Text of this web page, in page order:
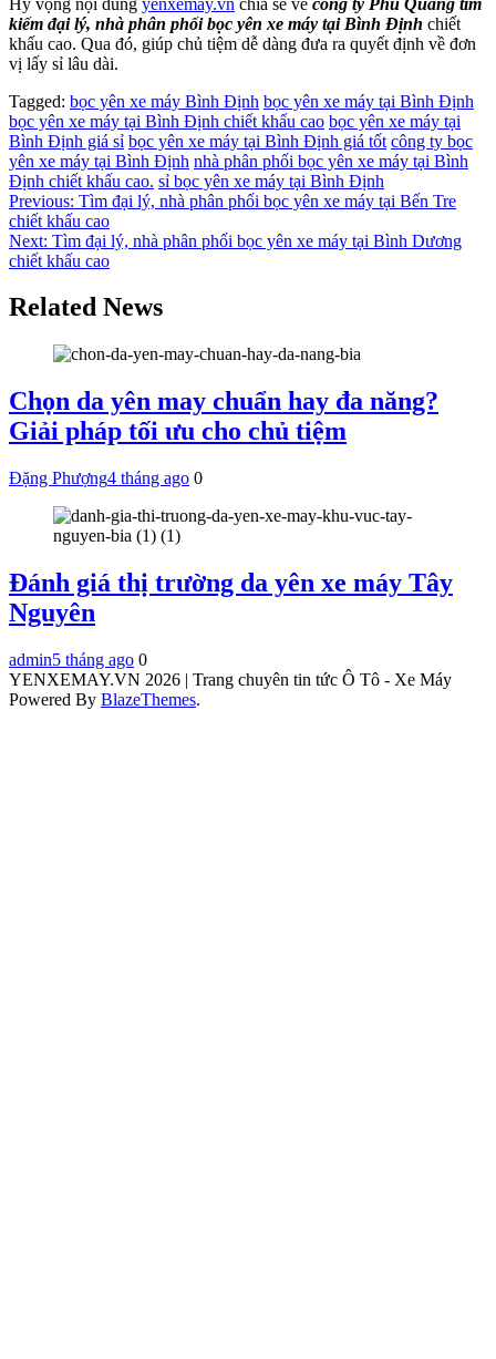
kiếm đại lý, nhà phân phối bọc yên xe máy tại Bình Định chiết
khấu cao. Qua đó, giúp chủ tiệm dễ dàng đưa ra quyết định về đơn
vị lấy sỉ lâu dài.
Tagged: bọc yên xe máy Bình Định bọc yên xe máy tại Bình Định
bọc yên xe máy tại Bình Định chiết khấu cao bọc yên xe máy tại
Bình Định giá sỉ bọc yên xe máy tại Bình Định giá tốt công ty bọc
yên xe máy tại Bình Định nhà phân phối bọc yên xe máy tại Bình
Định chiết khấu cao. sỉ bọc yên xe máy tại Bình Định
Điều
hướng
bài
viết
Previous: Tìm đại lý, nhà phân phối bọc yên xe máy tại Bến Tre
chiết khấu cao
Next: Tìm đại lý, nhà phân phối bọc yên xe máy tại Bình Dương
chiết khấu cao
Related News
Chọn da yên may chuẩn hay đa năng?
Giải pháp tối ưu cho chủ tiệm
Đặng Phượng4 tháng ago 0
Đánh giá thị trường da yên xe máy Tây
Nguyên
admin5 tháng ago 0
YENXEMAY.VN 2026 | Trang chuyên tin tức Ô Tô - Xe Máy
Powered By BlazeThemes.